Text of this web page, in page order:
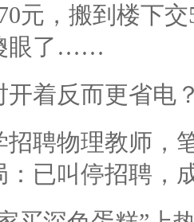
元，搬到楼下
眼了……
开着反而更省电
招聘物理教师，
：已叫停招聘，